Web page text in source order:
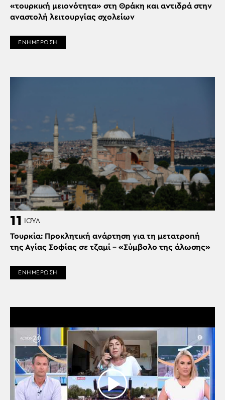
«τουρκική μειονότητα» στη Θράκη και αντιδρά στην
αναστολή λειτουργίας σχολείων
ΕΝΗΜΕΡΩΣΗ
11 ΙΟΎΛ
Τουρκία: Προκλητική ανάρτηση για τη μετατροπή
της Αγίας Σοφίας σε τζαμί – «Σύμβολο της άλωσης»
ΕΝΗΜΕΡΩΣΗ